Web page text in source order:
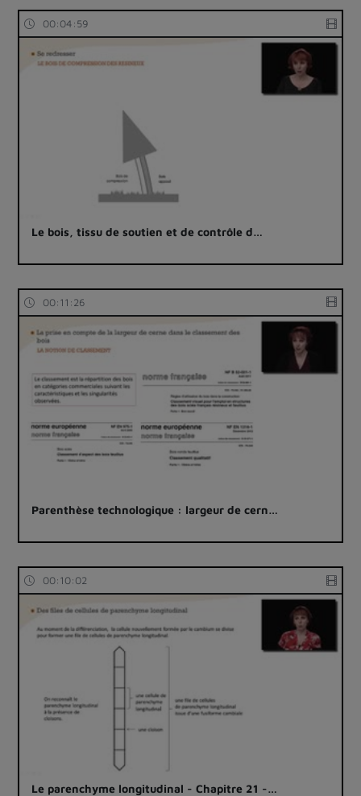
00:04:59
Le bois, tissu de soutien et de contrôle d…
00:11:26
Parenthèse technologique : largeur de cern…
00:10:02
Le parenchyme longitudinal - Chapitre 21 -…